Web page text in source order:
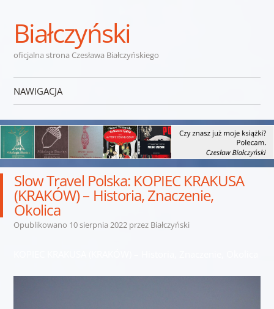
Białczyński
oficjalna strona Czesława Białczyńskiego
NAWIGACJA
Slow Travel Polska: KOPIEC KRAKUSA
(KRAKÓW) – Historia, Znaczenie,
Okolica
Opublikowano 10 sierpnia 2022przez Białczyński